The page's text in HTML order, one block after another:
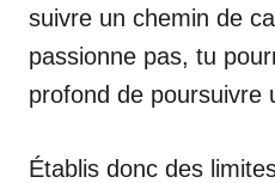
suivre un chemin de
passionne pas, tu
profond de poursuivre
Établis donc des